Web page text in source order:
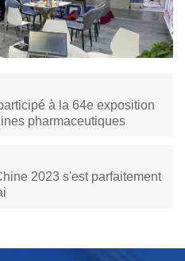
à la 64e exposition
pharmaceutiques
2023 s'est parfaitement